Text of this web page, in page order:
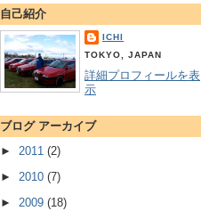
自己紹介
ICHI
TOKYO, JAPAN
詳細プロフィールを表
示
ブログ アーカイブ
► 2011 (2)
► 2010 (7)
► 2009 (18)